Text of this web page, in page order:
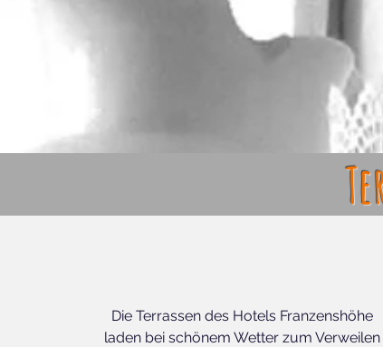
Die Terrassen des Hotels Franzenshöhe
laden bei schönem Wetter zum Verweilen